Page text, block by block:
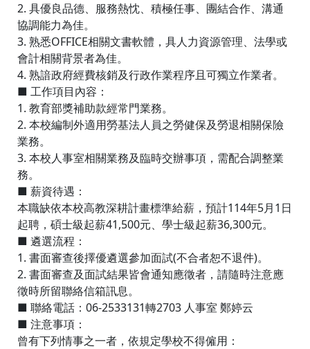
2. 具優良品德、服務熱忱、積極任事、團結合作、溝通
協調能力為佳。
3. 熟悉OFFICE相關文書軟體，具人力資源管理、法學或
會計相關背景者為佳。
4. 熟諳政府經費核銷及行政作業程序且可獨立作業者。
■ 工作項目內容：
1. 教育部獎補助款經常門業務。
2. 本校編制外適用勞基法人員之勞健保及勞退相關保險
業務。
3. 本校人事室相關業務及臨時交辦事項，需配合調整業
務。
■ 薪資待遇：
本職缺依本校高教深耕計畫標準給薪，預計114年5月1日
起聘，碩士級起薪41,500元、學士級起薪36,300元。
■ 遴選流程：
1. 書面審查後擇優遴選參加面試(不合者恕不退件)。
2. 書面審查及面試結果皆會通知應徵者，請隨時注意應
徵時所留聯絡信箱訊息。
■ 聯絡電話：06-2533131轉2703 人事室 鄭婷云
■ 注意事項：
曾有下列情事之一者，依規定學校不得僱用：